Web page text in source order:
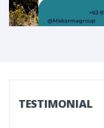
TESTIMONIAL